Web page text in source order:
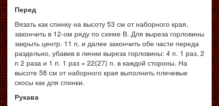
Перед
Вязать как спинку на высоту 53 см от наборного края,
закончить в 12-ом ряду по схеме В. Для выреза горловины
закрыть центр. 11 п. и далее закончить обе части переда
раздельно, убавив в линии выреза горловины: 4 п. 1 раз, 2
п 2 раза и 1 п. 1 раз = 22(27) п. в каждой стороны. На
высоте 58 см от наборного края выполнить плечевые
скосы как для спинки.
Рукава